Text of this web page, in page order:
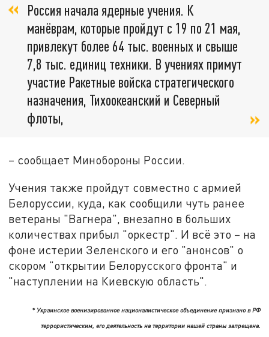
Россия начала ядерные учения. К
манёврам, которые пройдут с 19 по 21 мая,
привлекут более 64 тыс. военных и свыше
7,8 тыс. единиц техники. В учениях примут
участие Ракетные войска стратегического
назначения, Тихоокеанский и Северный
флоты,
– сообщает Минобороны России.
Учения также пройдут совместно с армией
Белоруссии, куда, как сообщили чуть ранее
ветераны "Вагнера", внезапно в больших
количествах прибыл "оркестр". И всё это – на
фоне истерии Зеленского и его "анонсов" о
скором "открытии Белорусского фронта" и
"наступлении на Киевскую область".
* Украинское военизированное националистическое объединение признано в РФ
террористическим, его деятельность на территории нашей страны запрещена.